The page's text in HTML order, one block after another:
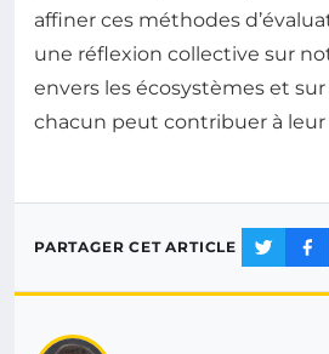
affiner ces méthodes
une réflexion collective sur
envers les écosystèmes et
chacun peut contribuer à leur
PARTAGER CET ARTICLE